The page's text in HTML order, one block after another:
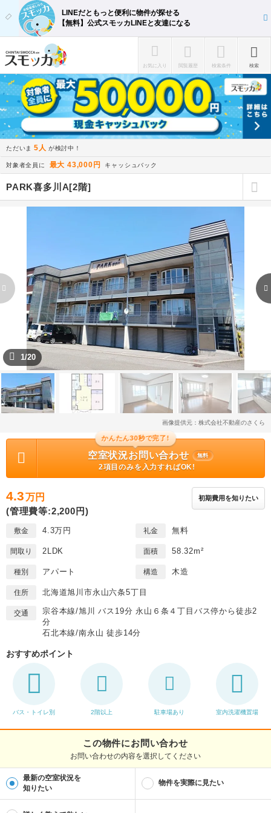
LINEだともっと便利に物件が探せる
【無料】公式スモッカLINEと友達になる
お気に入り 閲覧履歴 検索条件 検索
ただいま 5人 が検討中！
対象者全員に 最大 43,000円 キャッシュバック
PARK喜多川A[2階]
1/20
画像提供元：株式会社不動産のさくら
かんたん30秒で完了!
空室状況お問い合わせ 無料
2項目のみを入力すればOK!
4.3万円
(管理費等:2,200円)
初期費用を知りたい
敷金 4.3万円 礼金 無料
間取り 2LDK 面積 58.32m²
種別 アパート 構造 木造
住所 北海道旭川市永山六条5丁目
交通
宗谷本線/旭川 バス19分 永山６条４丁目バス停から徒歩2
分
石北本線/南永山 徒歩14分
おすすめポイント
バス・トイレ別 2階以上 駐車場あり 室内洗濯機置場
この物件にお問い合わせ
お問い合わせの内容を選択してください
最新の空室状況を
知りたい
物件を実際に見たい